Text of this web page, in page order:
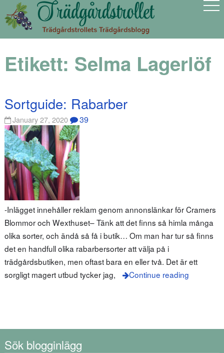
Etikett: Selma Lagerlöf
Sortguide: Rabarber
January 27, 2020 39
-Inlägget innehåller reklam genom annonslänkar för Cramers
Blommor och Wexthuset– Tänk att det finns så himla många
olika sorter, och ändå så få i butik… Om man har tur så finns
det en handfull olika rabarbersorter att välja på i
trädgårdsbutiken, men oftast bara en eller två. Det är ett
sorgligt magert utbud tycker jag,
Continue reading
Sök blogginlägg